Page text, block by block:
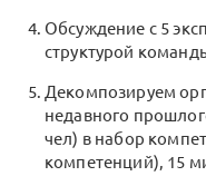
Обсуждение с 5
структурой
Декомпозируем
недавного
чел) в набор
компетенций), 15